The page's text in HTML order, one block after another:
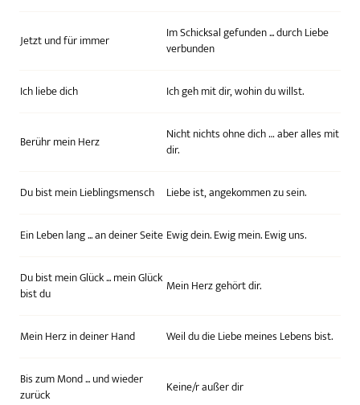
Jetzt und für immer
Im Schicksal gefunden ... durch Liebe
verbunden
Ich liebe dich Ich geh mit dir, wohin du willst.
Berühr mein Herz
Nicht nichts ohne dich … aber alles mit
dir.
Du bist mein Lieblingsmensch Liebe ist, angekommen zu sein.
Ein Leben lang ... an deiner Seite Ewig dein. Ewig mein. Ewig uns.
Du bist mein Glück ... mein Glück
bist du
Mein Herz gehört dir.
Mein Herz in deiner Hand Weil du die Liebe meines Lebens bist.
Bis zum Mond ... und wieder
zurück
Keine/r außer dir